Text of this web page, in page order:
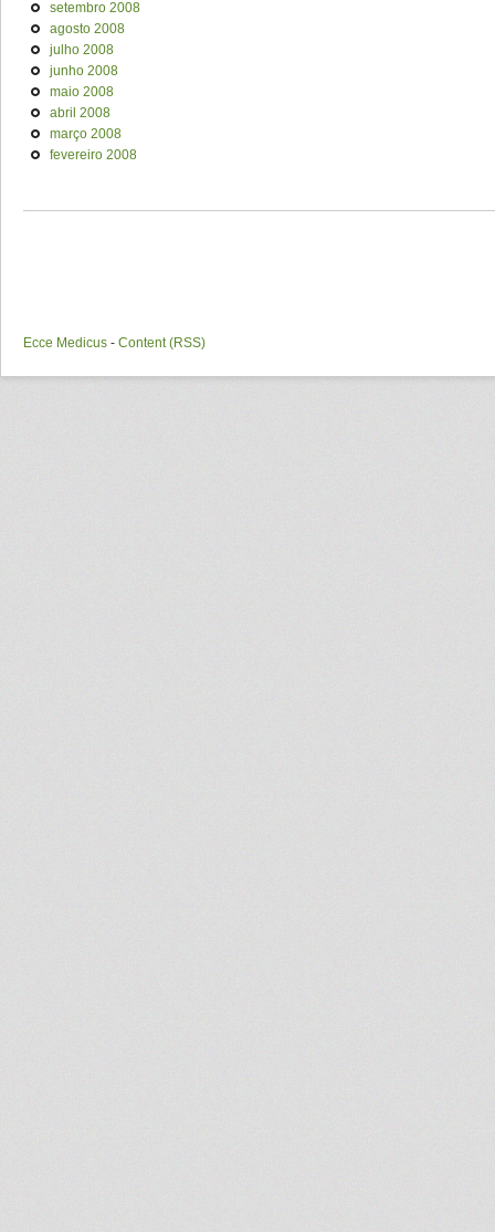
setembro 2008
agosto 2008
julho 2008
junho 2008
maio 2008
abril 2008
março 2008
fevereiro 2008
Ecce Medicus - Content (RSS)